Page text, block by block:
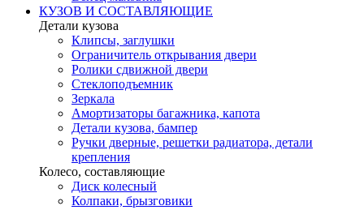
КУЗОВ И СОСТАВЛЯЮЩИЕ
Детали кузова
Клипсы, заглушки
Ограничитель открывания двери
Ролики сдвижной двери
Стеклоподъемник
Зеркала
Амортизаторы багажника, капота
Детали кузова, бампер
Ручки дверные, решетки радиатора, детали
крепления
Колесо, составляющие
Диск колесный
Колпаки, брызговики